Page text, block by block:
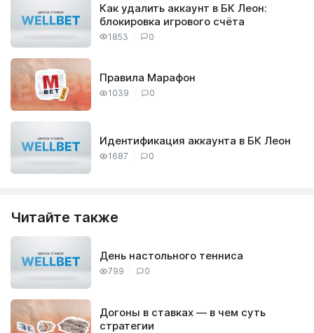
1853 0
Как удалить аккаунт в БК Леон:
блокировка игрового счёта
1039 0
Правила Марафон
1687 0
Идентификация аккаунта в БК Леон
Читайте также
799 0
День настольного тенниса
Догоны в ставках — в чем суть
стратегии